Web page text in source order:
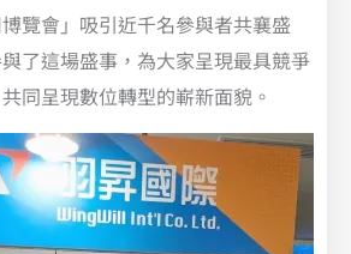
覽會」吸引近千名參與者共襄盛
了這場盛事，為大家呈現最具競爭
同呈現數位轉型的嶄新面貌。